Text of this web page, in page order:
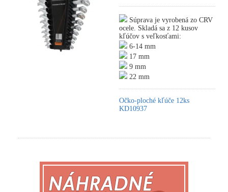
Súprava je vyrobená zo CRV
ocele. Skladá sa z 12 kusov
kľúčov s veľkosťami:
6-14 mm
17 mm
9 mm
22 mm
Očko-ploché kľúče 12ks
KD10937